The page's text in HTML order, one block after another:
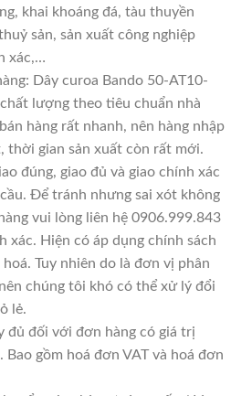
khai khoáng đá, tàu thuyền
sản, sản xuất công nghiệp
xác,…
Dây curoa Bando 50-AT10-
lượng theo tiêu chuẩn nhà
hàng rất nhanh, nên hàng nhập
thời gian sản xuất còn rất mới.
đúng, giao đủ và giao chính xác
Để tránh nhưng sai xót không
vui lòng liên hệ 0906.999.843
xác. Hiện có áp dụng chính sách
Tuy nhiên do là đơn vị phân
chúng tôi khó có thể xử lý đổi
lẻ.
đủ đối với đơn hàng có giá trị
gồm hoá đơn VAT và hoá đơn